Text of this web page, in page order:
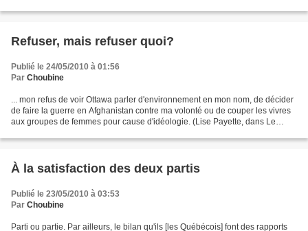
Refuser, mais refuser quoi?
Publié le 24/05/2010 à 01:56
Par Choubine
... mon refus de voir Ottawa parler d'environnement en mon nom, de décider
de faire la guerre en Afghanistan contre ma volonté ou de couper les vivres
aux groupes de femmes pour cause d'idéologie. (Lise Payette, dans Le
À la satisfaction des deux partis
Publié le 23/05/2010 à 03:53
Par Choubine
Parti ou partie. Par ailleurs, le bilan qu'ils [les Québécois] font des rapports